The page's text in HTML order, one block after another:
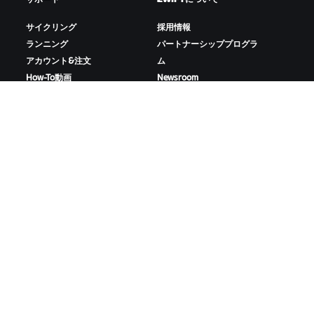
サイクリング
ランニング
アカウント&注文
How-To動画
採用情報
パートナーシッププログラ
ム
Newsroom